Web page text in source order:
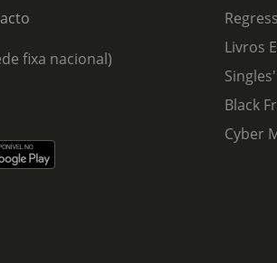
fixa nacional)
Livros
Black
Cyber